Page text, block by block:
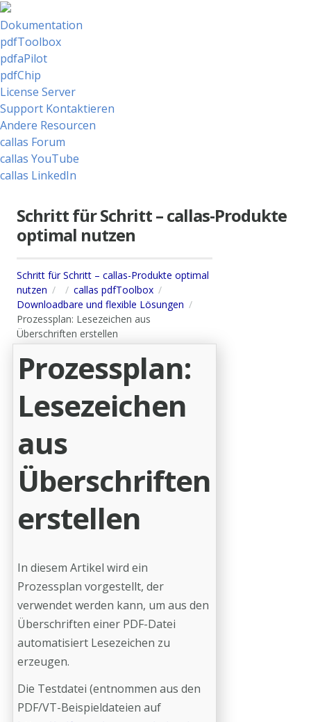
Dokumentation
pdfToolbox
pdfaPilot
pdfChip
License Server
Support Kontaktieren
Andere Resourcen
callas Forum
callas YouTube
callas LinkedIn
Schritt für Schritt – callas-Produkte
optimal nutzen
Schritt für Schritt – callas-Produkte optimal
nutzen
callas pdfToolbox
Downloadbare und flexible Lösungen
Prozessplan: Lesezeichen aus
Überschriften erstellen
Prozessplan:
Lesezeichen
aus
Überschriften
erstellen
In diesem Artikel wird ein
Prozessplan vorgestellt, der
verwendet werden kann, um aus den
Überschriften einer PDF-Datei
automatisiert Lesezeichen zu
erzeugen.
Die Testdatei (entnommen aus den
PDF/VT-Beispieldateien auf